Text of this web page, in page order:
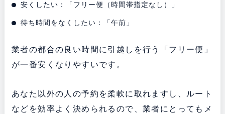
安くしたい：「フリー便（時間帯指定なし）」
待ち時間をなくしたい：「午前」
業者の都合の良い時間に引越しを行う「フリー便」
が一番安くなりやすいです。
あなた以外の人の予約を柔軟に取れますし、ルート
などを効率よく決められるので、業者にとってもメ